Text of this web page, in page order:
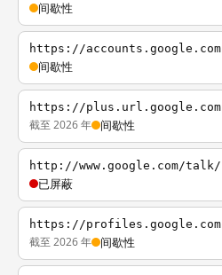
间歇性
https://accounts.google.com
间歇性
https://plus.url.google.com
截至 2026 年 间歇性
http://www.google.com/talk/
已屏蔽
https://profiles.google.com
截至 2026 年 间歇性